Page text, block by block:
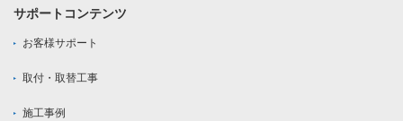
サポートコンテンツ
お客様サポート
取付・取替工事
施工事例